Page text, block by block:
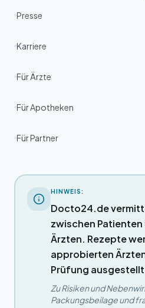
Presse
Karriere
Für Ärzte
Für Apotheken
Für Partner
HINWEIS:
Docto24.de
zwischen
Ärzten. Rezepte
approbierten
Prüfung
Zu Risiken und
Packungsbeilage und